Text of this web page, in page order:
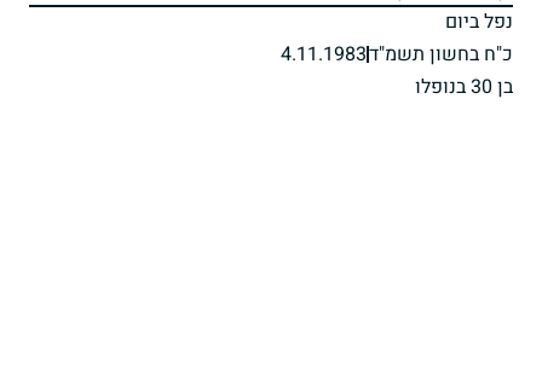
נפל ביום
כ"ח בחשון תשמ"ד4.11.1983
בן 30 בנופלו